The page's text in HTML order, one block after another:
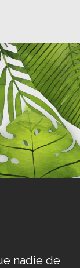
nadie de